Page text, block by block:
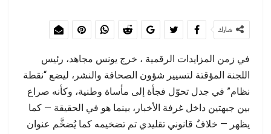
شارك
في زمن المزايدات الرقمية ، خرج يونس مجاهد، رئيس
اللجنة المؤقتة لتسيير شؤون الصحافة والنشر، ليضع “نقطة
نظام” في جدل تحوّل فجأة إلى مأساة وطنية، وكأنه صراع
بين جبهتين داخل غرفة الأخبار، بينما هو في الحقيقة — كما
يظهر — خلافٌ قانوني تقليدي تم تضخيمه كما يُضخَّم عنوان